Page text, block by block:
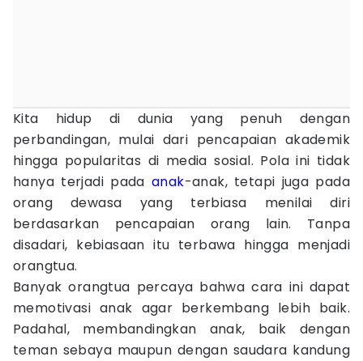
Kita hidup di dunia yang penuh dengan
perbandingan, mulai dari pencapaian akademik
hingga popularitas di media sosial. Pola ini tidak
hanya terjadi pada anak-anak, tetapi juga pada
orang dewasa yang terbiasa menilai diri
berdasarkan pencapaian orang lain. Tanpa
disadari, kebiasaan itu terbawa hingga menjadi
orangtua.
Banyak orangtua percaya bahwa cara ini dapat
memotivasi anak agar berkembang lebih baik.
Padahal, membandingkan anak, baik dengan
teman sebaya maupun dengan saudara kandung